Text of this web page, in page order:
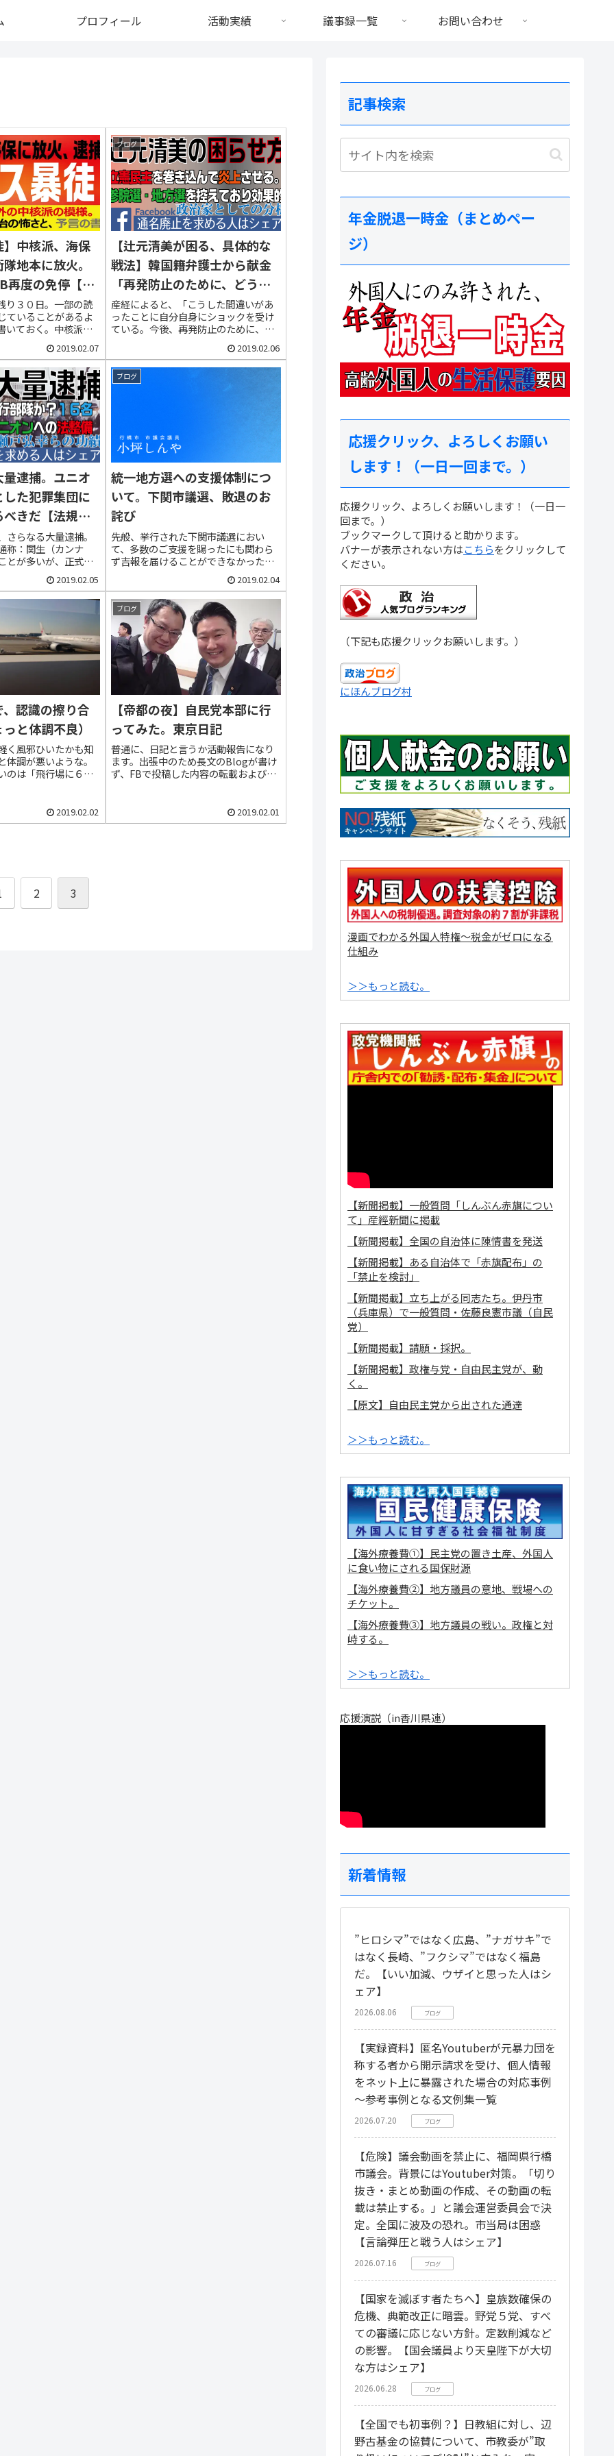
プロフィール 活動実績 議事録一覧 お問い合わせ
中核派、海保
地本に放火。
再度の免停【理
シェア】
り３０日。一部の読
ていることがあるよ
いておく。中核派の
部に放火した。報道
ところで、私のBlog
いて触れている...
2019.02.07
ブログ
【辻元清美が困る、具体的な
戦法】韓国籍弁護士から献金
「再発防止のために、どう対
応すべきかを考えなければな
らない」【通名の禁止を求め
産経によると、「こうした間違いがあ
ったことに自分自身にショックを受け
ている。今後、再発防止のために、ど
い」と述べたそうだ。再発防止策を掲
げるのであれば、政治家である以上は
政策活動で展開して頂くよりない。
2019.02.06
勝訴】
を行っ
暴力団
組長を
、慰謝
間人の
【漫画でわかる外国人特権】
年金を解約でき一時金をもら
った上に、老後は生活保護を
受給することもできる衝撃の
実態
【当選して欲しい保守系候
補】統一地方選挙・応援候補
う！】
【公文書が存在か？】松川る
い女性局長とフランス、国会
で追及の可能性も。外交公電
（便宜供与依頼）とは何か。
逮捕。ユニオ
た犯罪集団に
きだ【法規制
ェア】
らなる大量逮捕。
称：関生（カンナ
とが多いが、正式名
輸連帯労働組合関
」である。HPのタイ
帯ユニオン 関西生
ユニオンが労働運
2019.02.05
ブログ
統一地方選への支援体制につ
いて。下関市議選、敗退のお
詫び
先般、挙行された下関市議選におい
て、多数のご支援を賜ったにも関わら
ず吉報を届けることができなかったこ
とを、まずもってお詫びいたします。
秋山候補からも御礼とともに丁寧な連
絡を受けており、力不足、不徳の致す
ところ、結果を厳粛に受け止めるとい
う言...
2019.02.04
認識の擦り合
と体調不良）
く風邪ひいたかも知
調が悪いような。
のは「飛行場に６時
すべく、１３時過ぎ
いていた。ゆっくり
2019.02.02
ブログ
【帝都の夜】自民党本部に行
ってみた。東京日記
普通に、日記と言うか活動報告になり
ます。出張中のため長文のBlogが書け
ず、FBで投稿した内容の転載および加
朝からご飯を食べつつ、ガッツリ勉
強。参加者には著名な財界人も多...
2019.02.01
2 3
記事検索
年金脱退一時金（まとめペー
ジ）
応援クリック、よろしくお願い
します！（一日一回まで。）
応援クリック、よろしくお願いします！（一日一
回まで。）
ブックマークして頂けると助かります。
バナーが表示されない方はこちらをクリックして
ください。
（下記も応援クリックお願いします。）
にほんブログ村
漫画でわかる外国人特権～税金がゼロになる
仕組み
＞＞もっと読む。
【新聞掲載】一般質問「しんぶん赤旗につい
て」産經新聞に掲載
【新聞掲載】全国の自治体に陳情書を発送
【新聞掲載】ある自治体で「赤旗配布」の
「禁止を検討」
【新聞掲載】立ち上がる同志たち。伊丹市
（兵庫県）で一般質問・佐藤良憲市議（自民
党）
【新聞掲載】請願・採択。
【新聞掲載】政権与党・自由民主党が、動
く。
【原文】自由民主党から出された通達
＞＞もっと読む。
【海外療養費①】民主党の置き土産、外国人
に食い物にされる国保財源
【海外療養費②】地方議員の意地、戦場への
チケット。
【海外療養費③】地方議員の戦い。政権と対
峙する。
＞＞もっと読む。
応援演説（in香川県連）
新着情報
”ヒロシマ”ではなく広島、”ナガサキ”で
はなく長崎、”フクシマ”ではなく福島
だ。【いい加減、ウザイと思った人はシ
ェア】
2026.08.06 ブログ
【実録資料】匿名Youtuberが元暴力団を
称する者から開示請求を受け、個人情報
をネット上に暴露された場合の対応事例
～参考事例となる文例集一覧
2026.07.20 ブログ
【危険】議会動画を禁止に、福岡県行橋
市議会。背景にはYoutuber対策。「切り
抜き・まとめ動画の作成、その動画の転
載は禁止する。」と議会運営委員会で決
定。全国に波及の恐れ。市当局は困惑
【言論弾圧と戦う人はシェア】
2026.07.16 ブログ
【国家を滅ぼす者たちへ】皇族数確保の
危機、典範改正に暗雲。野党５党、すべ
ての審議に応じない方針。定数削減など
の影響。【国会議員より天皇陛下が大切
な方はシェア】
2026.06.28 ブログ
【全国でも初事例？】日教組に対し、辺
野古基金の協賛について、市教委が”取